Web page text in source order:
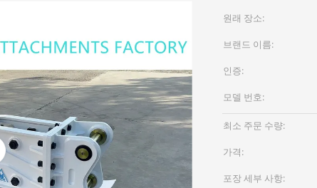
원래 장소:
브랜드 이름:
인증:
모델 번호:
최소 주문 수량:
가격:
포장 세부 사항: